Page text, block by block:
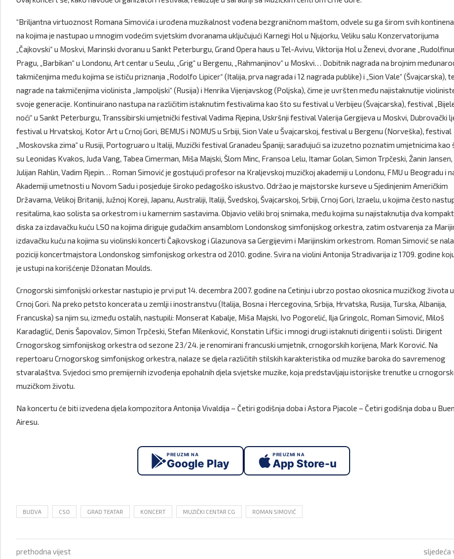
“Briljantna virtuoznost Romana Simovića i urođena muzikalnost vođena bezgraničnom maštom, odvele su ga širom svih
na kojima je nastupao u mnogim vodećim svjetskim dvoranama uključujući Karnegi Hol u Njujorku, Veliku salu Konzervatorijuma
„Čajkovski“ u Moskvi, Marinski dvoranu u Sankt Peterburgu, Grand Opera haus u Tel-Avivu, Viktorija Hol u Ženevi, dvorane
Pragu, „Barbikan“ u Londonu, Art centar u Seulu, „Grig“ u Bergenu, „Rahmanjinov“ u Moskvi… Dobitnik nagrada na brojnim
takmičenjima među kojima se ističu priznanja „Rodolfo Lipicer“ (Italija, prva nagrada i 12 nagrada publike) i „Sion Vale“ (Švajcarska), te
nagrade na takmičenjima violinista „Jampoljski“ (Rusija) i Henrika Vijenjavskog (Poljska), čime je uvršten među najistaknutije
svoje generacije. Kontinuirano nastupa na različitim istaknutim festivalima kao što su festival u Verbijeu (Švajcarska), festival
noći“ u Sankt Peterburgu, Transsibirski umjetnički festival Vadima Rjepina, Uskršnji festival Valerija Gergijeva u Moskvi, Dubrovački
festival u Hrvatskoj, Kotor Art u Crnoj Gori, BEMUS i NOMUS u Srbiji, Sion Vale u Švajcarskoj, festival u Bergenu (Norveška), festival
„Moskovska zima“ u Rusiji, Portogruaro u Italiji, Muzički festival Granadeu Španiji; sarađujući sa izuzetno poznatim umjetnicima kao
su Leonidas Kvakos, Juđa Vang, Tabea Cimerman, Miša Majski, Šlom Minc, Fransoa Lelu, Itamar Golan, Simon Trpčeski, Žanin Jansen,
Julijan Rahlin, Vadim Rjepin… Roman Simović je gostujući profesor na Kraljevskoj muzičkoj akademiji u Londonu, FMU u Beogradu i
Akademiji umetnosti u Novom Sadu i posjeduje široko pedagoško iskustvo. Održao je majstorske kurseve u Sjedinjenim Američkim
Državama, Velikoj Britaniji, Južnoj Koreji, Japanu, Australiji, Italiji, Švedskoj, Švajcarskoj, Srbiji, Crnoj Gori, Izraelu, u kojima često
resitalima, kao solista sa orkestrom i u kamernim sastavima. Objavio veliki broj snimaka, među kojima su najistaknutija dva
diska za izdavačku kuću LSO na kojima diriguje gudačkim ansamblom Londonskog simfonijskog orkestra, zatim ostvarenja za
izdavačku kuću na kojima su violinski koncerti Čajkovskog i Glazunova sa Gergijevim i Marijinskim orkestrom. Roman Simović se
poziciji koncertmajstora Londonskog simfonijskog orkestra od 2010. godine. Svira na violini Antonija Stradivarija iz 1709. godine
je ustupi na korišćenje Džonatan Moulds.
Crnogorski simfonijski orkestar nastupio je prvi put 14. decembra 2007. godine na Cetinju i ubrzo postao okosnica muzičkog života u
Crnoj Gori. Na preko petsto koncerata u zemlji i inostranstvu (Italija, Bosna i Hercegovina, Srbija, Hrvatska, Rusija, Turska, Albanija,
Francuska) sa njim su, između ostalih, nastupili: Monserat Kabalje, Miša Majski, Ivo Pogorelić, Ilja Gringolc, Roman Simović, Miloš
Karadaglić, Denis Šapovalov, Simon Trpčeski, Stefan Milenković, Konstatin Lifšic i mnogi drugi istaknuti dirigenti i solisti. Dirigent
Crnogorskog simfonijskog orkestra od sezone 23/24. je renomirani francuski umjetnik, crnogorskih korijena, Mark Korović. Na
repertoaru Crnogorskog simfonijskog orkestra, nalaze se djela različitih stilskih karakteristika od muzike baroka do savremenog
stvaralaštva. Svjedoci smo premijernih izvođenja epohalnih djela svjetske muzike, koja predstavljaju istorijske trenutke u
muzičkom životu.
Na koncertu će biti izvedena djela kompozitora Antonija Vivaldija – Četiri godišnja doba i Astora Pjacole – Četiri godišnja doba u
Airesu.
PREUZMI NA
Google Play
PREUZMI NA
App Store-u
BUDVA CSO GRAD TEATAR KONCERT MUZIČKI CENTAR CG ROMAN SIMOVIĆ
prethodna vijest sljedeća